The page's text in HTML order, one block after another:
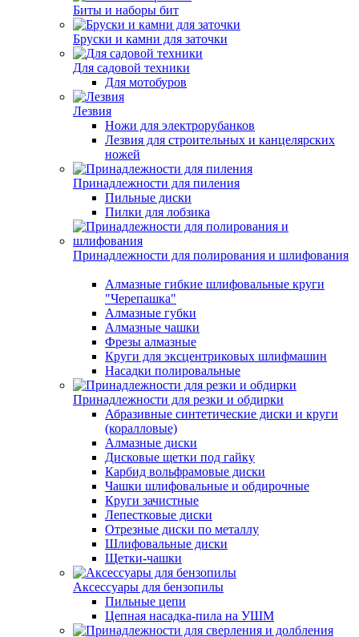
Биты и наборы бит
Бруски и камни для заточки
Для садовой техники
Для мотобуров
Лезвия
Ножи для электрорубанков
Лезвия для строительных и канцелярских
ножей
Принадлежности для пиления
Пильные диски
Пилки для лобзика
Принадлежности для полирования и шлифования
Алмазные гибкие шлифовальные круги
"Черепашка"
Алмазные губки
Алмазные чашки
Фрезы алмазные
Круги для эксцентриковых шлифмашин
Насадки полировальные
Принадлежности для резки и обдирки
Абразивные синтетические диски и круги
(коралловые)
Алмазные диски
Дисковые щетки под гайку
Карбид вольфрамовые диски
Чашки шлифовальные и обдирочные
Круги зачистные
Лепестковые диски
Отрезные диски по металлу
Шлифовальные диски
Щетки-чашки
Аксессуары для бензопилы
Пильные цепи
Цепная насадка-пила на УШМ